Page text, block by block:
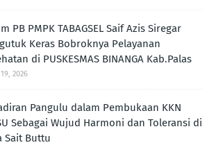
PB PMPK TABAGSEL Saif Azis Siregar
Keras Bobroknya Pelayanan
di PUSKESMAS BINANGA Kab.Palas
2026
Pangulu dalam Pembukaan KKN
Sebagai Wujud Harmoni dan Toleransi di
Sait Buttu